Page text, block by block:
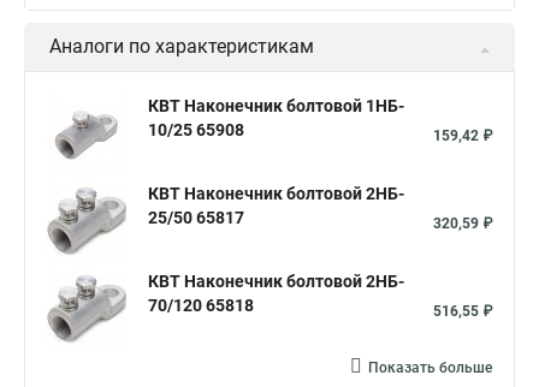
Аналоги по характеристикам
КВТ Наконечник болтовой 1НБ-
10/25 65908
159,42 ₽
КВТ Наконечник болтовой 2НБ-
25/50 65817
320,59 ₽
КВТ Наконечник болтовой 2НБ-
70/120 65818
516,55 ₽
Показать больше